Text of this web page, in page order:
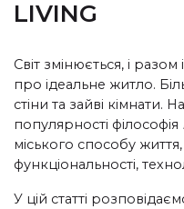
LIVING
Світ змінюється, і
про ідеальне житло.
стіни та зайві кімнати.
популярності філософія
міського способу
функціональності,
У цій статті